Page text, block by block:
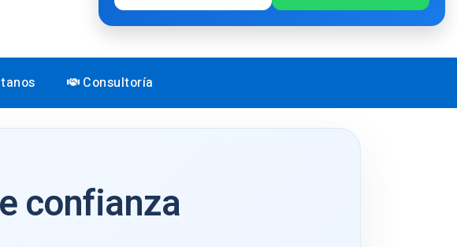
Consultoría
confianza